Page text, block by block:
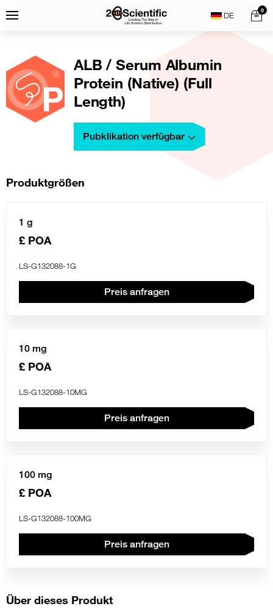
toMenu
Home
0
ALB / Serum Albumin
Protein (Native) (Full
Length)
Pubklikation verfügbar
Produktgrößen
1 g
£ POA
LS-G132088-1G
Preis anfragen
10 mg
£ POA
LS-G132088-10MG
Preis anfragen
100 mg
£ POA
LS-G132088-100MG
Preis anfragen
Über dieses Produkt